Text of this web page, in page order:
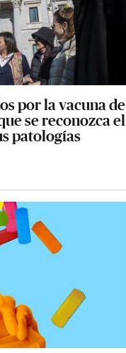
por la vacuna de
se reconozca el
patologías